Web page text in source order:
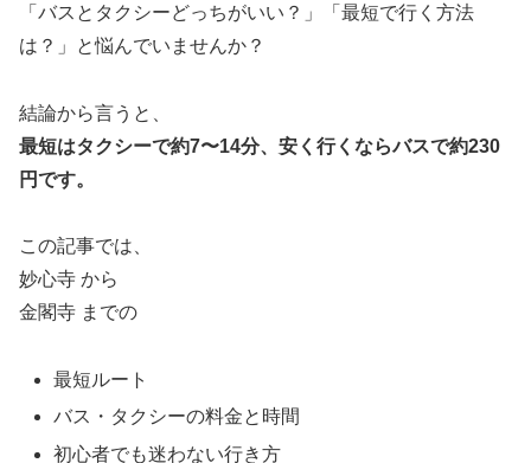
「バスとタクシーどっちがいい？」「最短で行く方法
は？」と悩んでいませんか？
結論から言うと、
最短はタクシーで約7〜14分、安く行くならバスで約230
円です。
この記事では、
妙心寺 から
金閣寺 までの
最短ルート
バス・タクシーの料金と時間
初心者でも迷わない行き方